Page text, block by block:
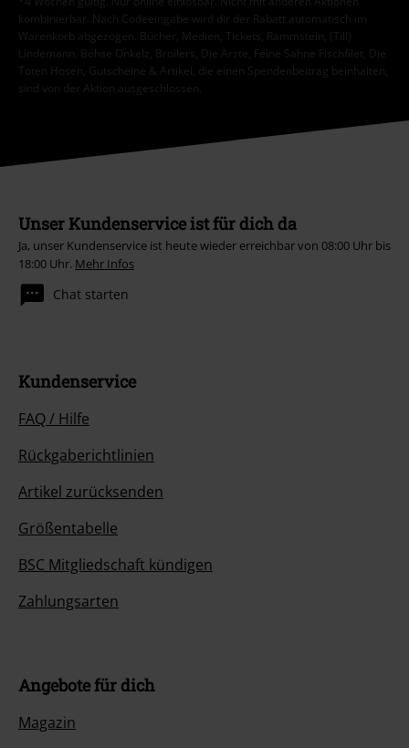
kombinierbar. Nach Codeeingabe wird dir der Rabatt automatisch im
Warenkorb abgezogen. Bücher, Medien, Tickets, Rammstein, (Till)
Lindemann, Böhse Onkelz, Broilers, Die Ärzte, Feine Sahne Fischfilet, Die
Toten Hosen, Gutscheine & Artikel, die einen Spendenbeitrag beinhalten,
sind von der Aktion ausgeschlossen.
Unser Kundenservice ist für dich da
Ja, unser Kundenservice ist heute wieder erreichbar von 08:00 Uhr bis
18:00 Uhr. Mehr Infos
Chat starten
Kundenservice
FAQ / Hilfe
Rückgaberichtlinien
Artikel zurücksenden
Größentabelle
BSC Mitgliedschaft kündigen
Zahlungsarten
Angebote für dich
Magazin